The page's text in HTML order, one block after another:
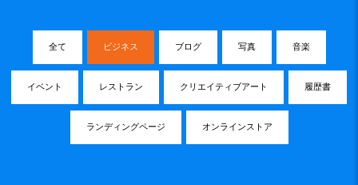
全て ビジネス ブログ 写真 音楽
イベント レストラン クリエイティブアート 履歴書
ランディングページ オンラインストア